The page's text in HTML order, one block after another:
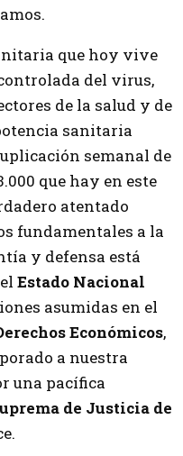
que hoy vive
del virus,
de la salud y de
sanitaria
semanal de
que hay en este
atentado
fundamentales a la
y defensa está
Estado Nacional
asumidas en el
Económicos,
a nuestra
una pacífica
de Justicia de